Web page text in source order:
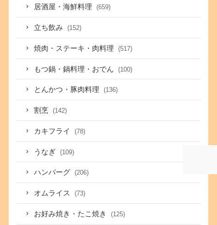
居酒屋・海鮮料理 (659)
立ち飲み (152)
焼肉・ステーキ・肉料理 (517)
もつ鍋・鍋料理・おでん (100)
とんかつ・豚肉料理 (136)
割烹 (142)
カキフライ (78)
うなぎ (109)
ハンバーグ (206)
オムライス (73)
お好み焼き・たこ焼き (125)